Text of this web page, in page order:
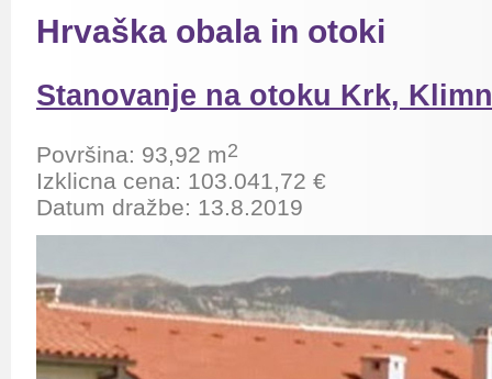
Hrvaška obala in otoki
Stanovanje na otoku Krk,
Površina: 93,92 m2
Izklicna cena: 103.041,72 €
Datum dražbe: 13.8.2019